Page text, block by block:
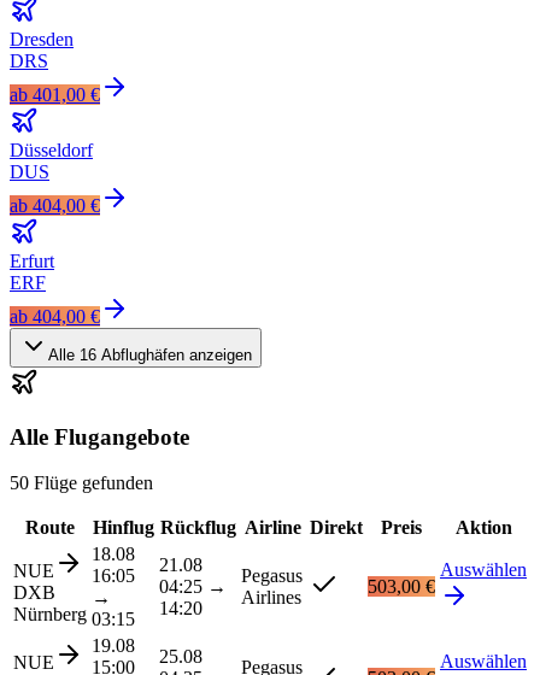
Dresden
DRS
ab 401,00 €
Düsseldorf
DUS
ab 404,00 €
Erfurt
ERF
ab 404,00 €
Alle 16 Abflughäfen anzeigen
Alle Flugangebote
50 Flüge gefunden
Route Hinflug Rückflug Airline Direkt Preis Aktion
NUE
DXB
Nürnberg
18.08
16:05
→
03:15
21.08
04:25 →
14:20
Pegasus
Airlines
503,00 €
Auswählen
NUE
19.08
15:00
25.08
Pegasus Auswählen